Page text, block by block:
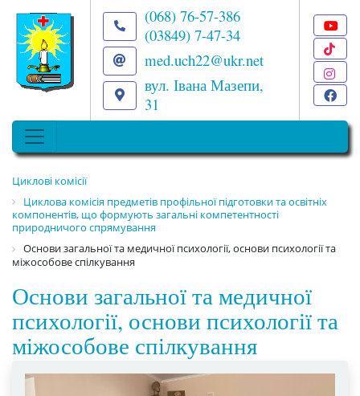
(068) 76-57-386
(03849) 7-47-34
med.uch22@ukr.net
вул. Івана Мазепи,
31
Циклові комісії
Циклова комісія предметів профільної підготовки та освітніх
компонентів, що формують загальні компетентності
природничого спрямування
Основи загальної та медичної психології, основи психології та
міжособове спілкування
Основи загальної та медичної
психології, основи психології та
міжособове спілкування